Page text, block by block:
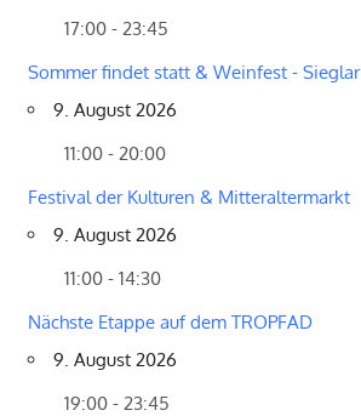
17:00 - 23:45
Sommer findet statt & Weinfest - Sieglar
9. August 2026
11:00 - 20:00
Festival der Kulturen & Mitteraltermarkt
9. August 2026
11:00 - 14:30
Nächste Etappe auf dem TROPFAD
9. August 2026
19:00 - 23:45